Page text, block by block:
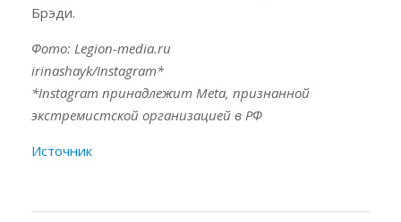
Брэди.
Фото: Legion-media.ru
irinashayk/Instagram*
*Instagram принадлежит Meta, признанной
экстремистской организацией в РФ
Источник